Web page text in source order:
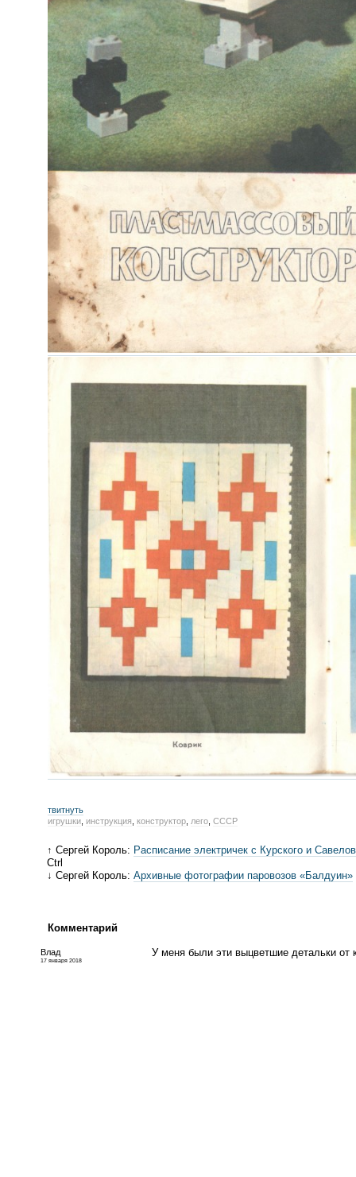
твитнуть
игрушки инструкция конструктор лего СССР
↑ Сергей Король: Расписание электричек с Курского и
Ctrl
↓ Сергей Король: Архивные фотографии паровозов «Балдуин»
Комментарий
Влад
17 января 2018
У меня были эти выцветшие детальки от